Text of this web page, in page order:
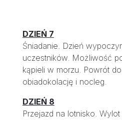
DZIEŃ 7
Śniadanie. Dzień
uczestników. Możliwość
kąpieli w morzu. Powrót
obiadokolację i nocleg.
DZIEŃ 8
Przejazd na lotnisko.